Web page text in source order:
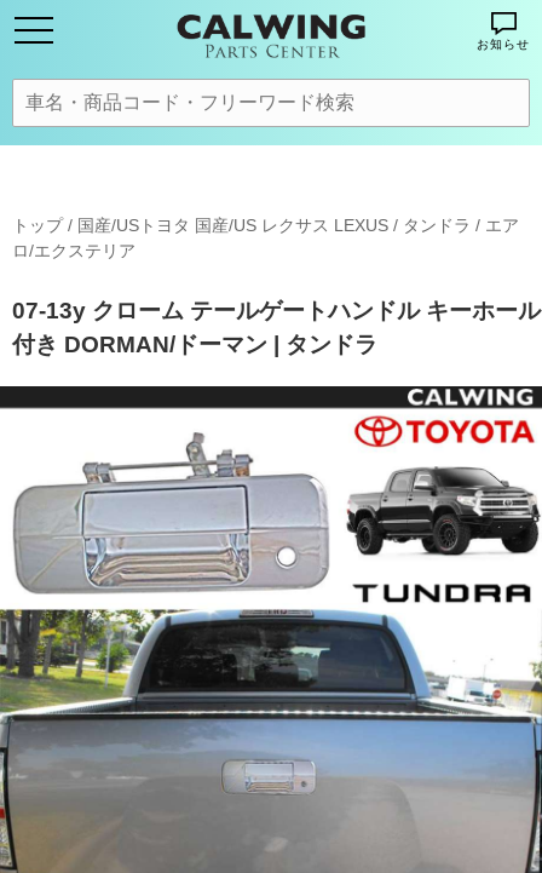
お知らせ
トップ/ 国産/USトヨタ 国産/US レクサス LEXUS / タンドラ / エア
ロ/エクステリア
07-13y クローム テールゲートハンドル キーホール
付き DORMAN/ドーマン | タンドラ